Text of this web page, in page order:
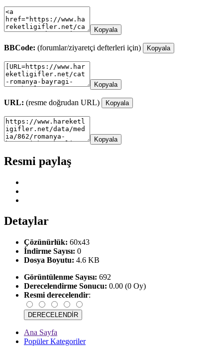
Kopyala
BBCode: (forumlar/ziyaretçi defterleri için) Kopyala
Kopyala
URL: (resme doğrudan URL) Kopyala
Kopyala
Resmi paylaş
Detaylar
Çözünürlük: 60x43
İndirme Sayısı: 0
Dosya Boyutu: 4.6 KB
Görüntülenme Sayısı: 692
Derecelendirme Sonucu: 0.00 (0 Oy)
Resmi derecelendir:
Ana Sayfa
Popüler Kategoriler